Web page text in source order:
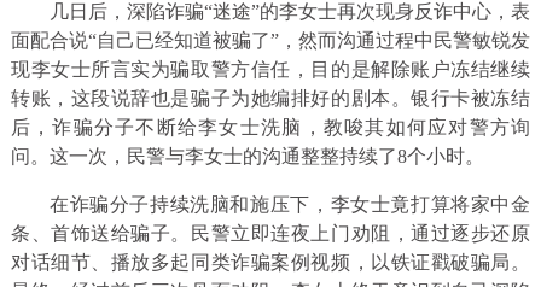
几日后，深陷诈骗“迷途”的李女士再次现身反诈中心，表
面配合说“自己已经知道被骗了”，然而沟通过程中民警敏锐发
现李女士所言实为骗取警方信任，目的是解除账户冻结继续
转账，这段说辞也是骗子为她编排好的剧本。银行卡被冻结
后，诈骗分子不断给李女士洗脑，教唆其如何应对警方询
问。这一次，民警与李女士的沟通整整持续了8个小时。
在诈骗分子持续洗脑和施压下，李女士竟打算将家中金
条、首饰送给骗子。民警立即连夜上门劝阻，通过逐步还原
对话细节、播放多起同类诈骗案例视频，以铁证戳破骗局。